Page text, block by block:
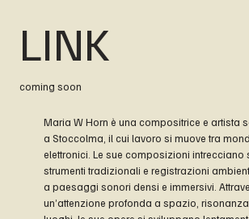
LINK
coming soon
Maria W Horn è una compositrice e artista
a Stoccolma, il cui lavoro si muove tra
elettronici. Le sue composizioni intrecciano
strumenti tradizionali e registrazioni
a paesaggi sonori densi e immersivi.
un’attenzione profonda a spazio,